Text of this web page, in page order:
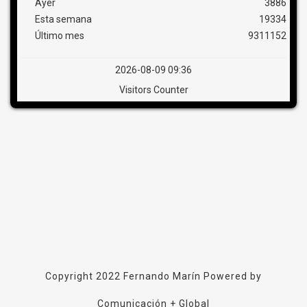
Ayer
Esta semana
Último mes
3886
19334
9311152
2026-08-09 09:36
Visitors Counter
Copyright 2022 Fernando Marín Powered by
Comunicación + Global